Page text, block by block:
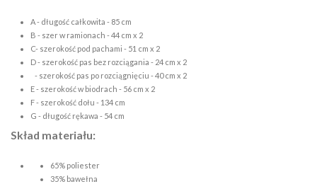
A - długość całkowita - 85 cm
B - szer w ramionach - 44 cm x 2
C- szerokość pod pachami - 51 cm x 2
D - szerokość pas bez rozciągania - 24 cm x 2
- szerokość pas po rozciągnięciu - 40 cm x 2
E - szerokość w biodrach - 56 cm x 2
F - szerokość dołu - 134 cm
G - długość rękawa - 54 cm
Skład materiału:
65% poliester
35% bawełna